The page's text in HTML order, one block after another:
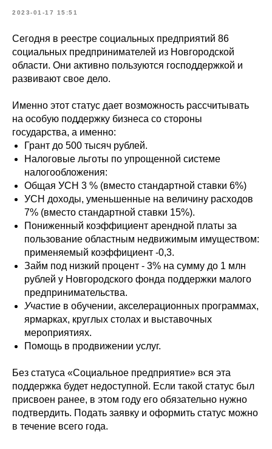
2023-01-17 15:51
Сегодня в реестре социальных предприятий 86
социальных предпринимателей из Новгородской
области. Они активно пользуются господдержкой и
развивают свое дело.
Именно этот статус дает возможность рассчитывать
на особую поддержку бизнеса со стороны
государства, а именно:
Грант до 500 тысяч рублей.
Налоговые льготы по упрощенной системе
налогообложения:
Общая УСН 3 % (вместо стандартной ставки 6%)
УСН доходы, уменьшенные на величину расходов
7% (вместо стандартной ставки 15%).
Пониженный коэффициент арендной платы за
пользование областным недвижимым имуществом:
применяемый коэффициент -0,3.
Займ под низкий процент - 3% на сумму до 1 млн
рублей у Новгородского фонда поддержки малого
предпринимательства.
Участие в обучении, акселерационных программах,
ярмарках, круглых столах и выставочных
мероприятиях.
Помощь в продвижении услуг.
Без статуса «Социальное предприятие» вся эта
поддержка будет недоступной. Если такой статус был
присвоен ранее, в этом году его обязательно нужно
подтвердить. Подать заявку и оформить статус можно
в течение всего года.